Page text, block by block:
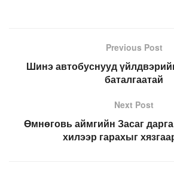
Previous Post
Шинэ автобуснууд
баталгаатай
Next Post
Өмнөговь аймгийн Засаг
хилээр гарахыг